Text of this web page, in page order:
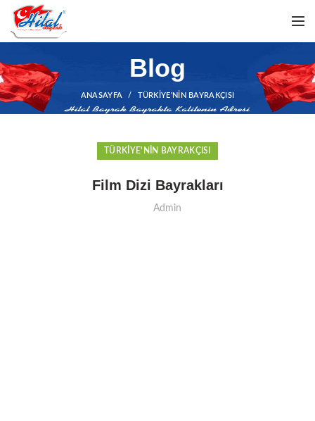
Blog
ANASAYFA TÜRKIYE'NIN BAYRAKÇISI
TÜRKIYE'NIN BAYRAKÇISI
Film Dizi Bayrakları
Admin